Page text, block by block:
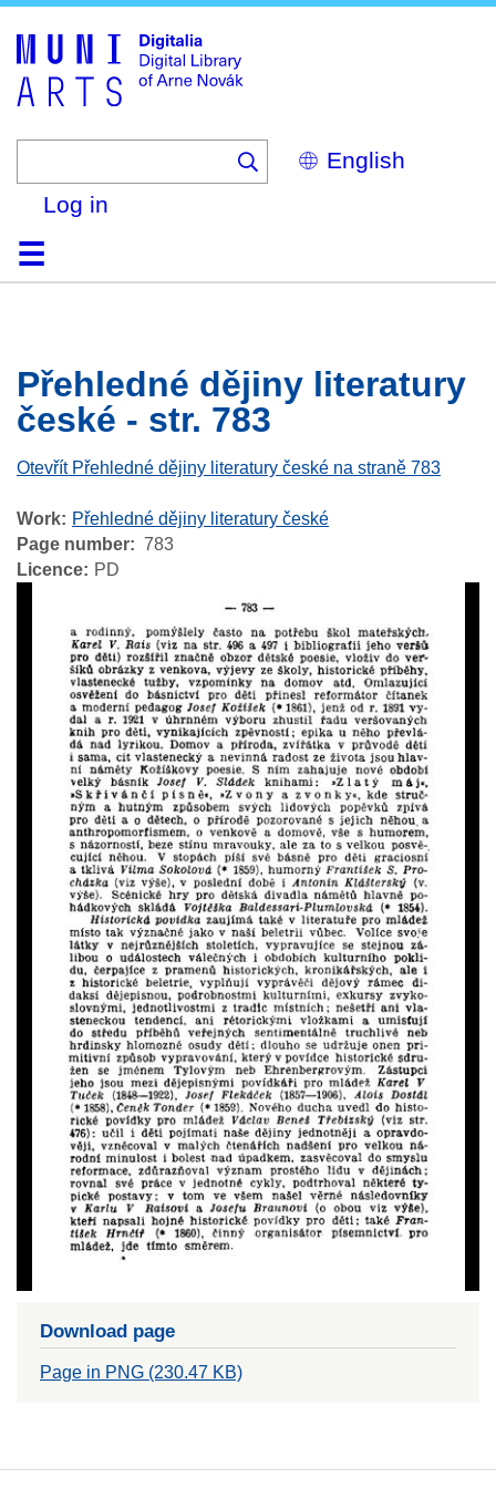
Select
your
Log in
HomeBrowse
Search
About
HelpContactDigitalia
Přehledné dějiny literatury
české - str. 783
Otevřít Přehledné dějiny literatury české na straně 783
Work
Přehledné dějiny literatury české
Page number
783
Licence
PD
Download page
Page in PNG (230.47 KB)